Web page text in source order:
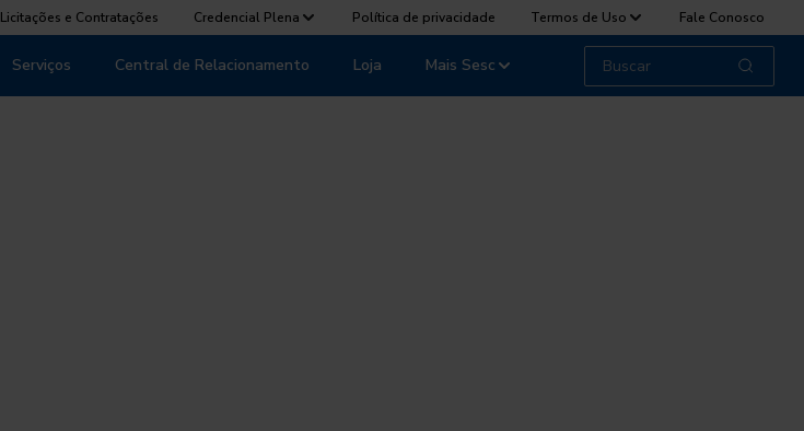
Licitações e Contratações Credencial Plena Política de privacidade Termos de Uso Fale Conosco
Serviços Central de Relacionamento Loja Mais Sesc